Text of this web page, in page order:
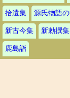
拾遺集 源氏物語
新古今集 新勅撰集
鹿島詣